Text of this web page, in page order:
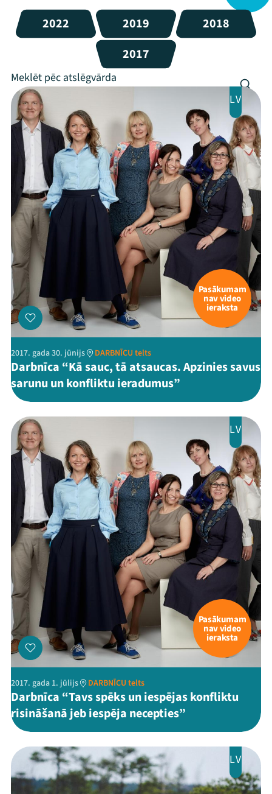
2022 2019
2018
2017
LV
Pasākumam
nav video
ieraksta
2017. gada 30. jūnijs DARBNĪCU telts
Darbnīca “Kā sauc, tā atsaucas. Apzinies savus
sarunu un konfliktu ieradumus”
LV
Pasākumam
nav video
ieraksta
2017. gada 1. jūlijs DARBNĪCU telts
Darbnīca “Tavs spēks un iespējas konfliktu
risināšanā jeb iespēja necepties”
LV